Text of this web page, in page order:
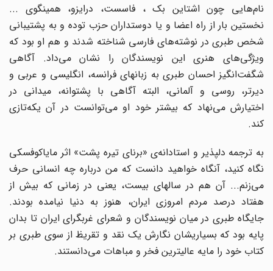
نام‌هایی چون اشتاین بک ، فاسست، درایزو، همینگوی ...
نخستین بار از راه اعضا و یا دوستداران حزب توده و به پشتیبانی
شخص طبری در نوشته‌های فارسی شناخته شدند و هم او بود که
ویژگی‌های هنری این نویسندگان را نشان می‌داد. آگاهی
شگفت‌انگیز احسان طبری به زبانهای فرانسه، انگلیسی و عربی و
دیرتر، روسی و آلمانی، البته آگاهی با پشتوانه، میدانی در
اختیارش می‌نهاد که بیشتر خود او می‌توانست در آن یکه‌تازی
کند.
به ترجمه دلپذیر و استادانه‌ی «برنای تیره پشت» اثر مایاکوفسکی
نگاه کنید، آنگاه خواهید دانست که من درباره چه انسانی حرف
می‌زنم... آن هم در سالهای بیست، یعنی در زمانی که بیش از
هفتاد درصد مردم امروزی ایران، هنوز به دنیا نیامده بودند.
جایگاه طبری در میان نویسندگان و شعرای غربگرای ایران تا بدان
پایه بود که بسیاریشان نگارش یک نقد و تقریظ از سوی طبری بر
کتاب خود را مایه عالیترین فخر و مباهات می‌دانستند.